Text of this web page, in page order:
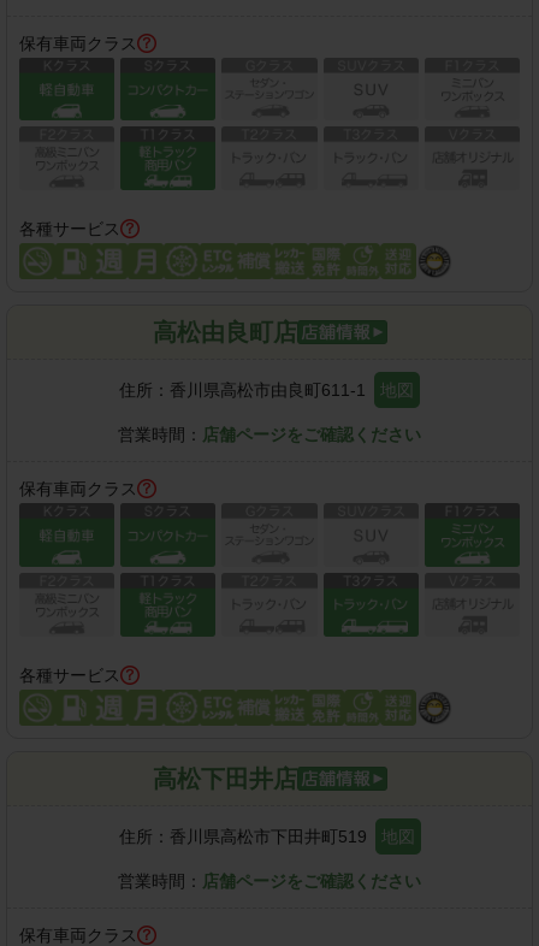
保有車両クラス
各種サービス
高松由良町店
住所： 香川県高松市由良町611-1 地図
営業時間： 店舗ページをご確認ください
保有車両クラス
各種サービス
高松下田井店
住所： 香川県高松市下田井町519 地図
営業時間： 店舗ページをご確認ください
保有車両クラス